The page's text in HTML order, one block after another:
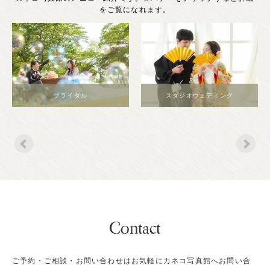
をご覧になれます。
ブライダル スタジオウェディング
ご予約・ご相談・お問い合わせはお気軽にカネコ写真館へお問い合